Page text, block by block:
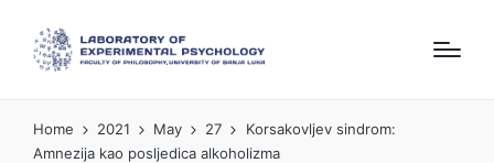
Home 2021 May 27
Korsakovljev sindrom:
Amnezija kao posljedica alkoholizma